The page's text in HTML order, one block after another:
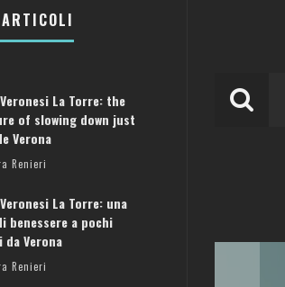
La Torre: the
of slowing down just
Verona
Renieri
La Torre: una
benessere a pochi
da Verona
Renieri